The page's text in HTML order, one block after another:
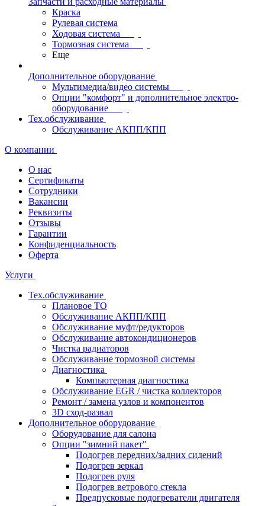
Краска
Рулевая система
Ходовая система
Тормозная система
Еще
Дополнительное оборудование
Мультимедиа/видео системы
Опции "комфорт" и дополнительное электро-
оборудование
Тех.обслуживание
Обслуживание АКПП/КПП
О компании
О нас
Сертификаты
Сотрудники
Вакансии
Реквизиты
Отзывы
Гарантии
Конфиденциальность
Оферта
Услуги
Тех.обслуживание
Плановое ТО
Обслуживание АКПП/КПП
Обслуживание муфт/редукторов
Обслуживание автокондиционеров
Чистка радиаторов
Обслуживание тормозной системы
Диагностика
Компьютерная диагностика
Обслуживание EGR / чистка коллекторов
Ремонт / замена узлов и компонентов
3D сход-развал
Дополнительное оборудование
Оборудование для салона
Опции "зимний пакет"
Подогрев передних/задних сидений
Подогрев зеркал
Подогрев руля
Подогрев ветрового стекла
Предпусковые подогреватели двигателя